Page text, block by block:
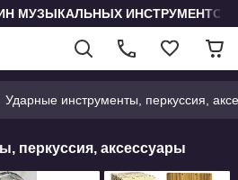
МУЗЫКАЛЬНЫХ
Ударные инструменты, перкуссия,
перкуссия, аксессуары